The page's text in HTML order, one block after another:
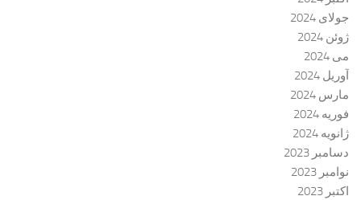
جولای 2024
ژوئن 2024
می 2024
آوریل 2024
مارس 2024
فوریه 2024
ژانویه 2024
دسامبر 2023
نوامبر 2023
اکتبر 2023